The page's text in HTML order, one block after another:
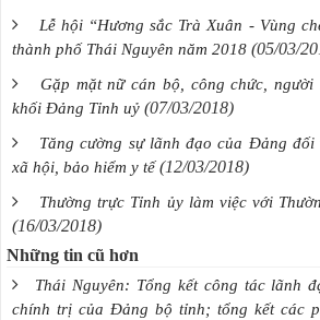
Lễ hội “Hương sắc Trà Xuân - Vùng
thành phố Thái Nguyên năm 2018 (05/03/
Gặp mặt nữ cán bộ, công chức,
khối Đảng Tỉnh uỷ (07/03/2018)
Tăng cường sự lãnh đạo của Đảng đối
xã hội, bảo hiểm y tế (12/03/2018)
Thường trực Tỉnh ủy làm việc với
(16/03/2018)
Những tin cũ hơn
Thái Nguyên: Tổng kết công tác lãnh
chính trị của Đảng bộ tỉnh; tổng kết các